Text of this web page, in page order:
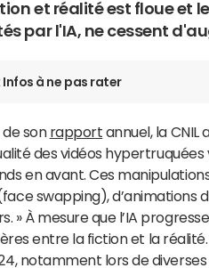
et réalité est floue et
par l'IA, ne cessent
à ne pas rater
de son rapport annuel, la CNIL
des vidéos hypertruquées
en avant. Ces
swapping), d’animations
» À mesure que l’IA
entre la fiction et la
notamment lors de